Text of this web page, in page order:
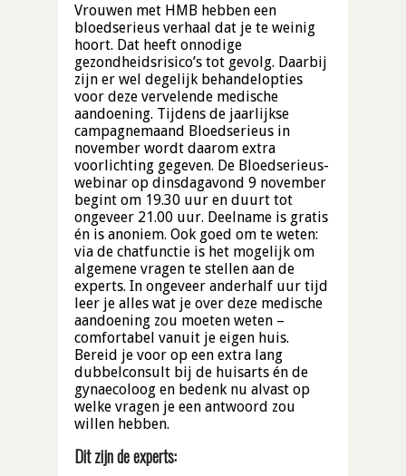
Vrouwen met HMB hebben een
bloedserieus verhaal dat je te weinig
hoort. Dat heeft onnodige
gezondheidsrisico’s tot gevolg. Daarbij
zijn er wel degelijk behandelopties
voor deze vervelende medische
aandoening. Tijdens de jaarlijkse
campagnemaand Bloedserieus in
november wordt daarom extra
voorlichting gegeven. De Bloedserieus-
webinar op dinsdagavond 9 november
begint om 19.30 uur en duurt tot
ongeveer 21.00 uur. Deelname is gratis
én is anoniem. Ook goed om te weten:
via de chatfunctie is het mogelijk om
algemene vragen te stellen aan de
experts. In ongeveer anderhalf uur tijd
leer je alles wat je over deze medische
aandoening zou moeten weten –
comfortabel vanuit je eigen huis.
Bereid je voor op een extra lang
dubbelconsult bij de huisarts én de
gynaecoloog en bedenk nu alvast op
welke vragen je een antwoord zou
willen hebben.
Dit zijn de experts: